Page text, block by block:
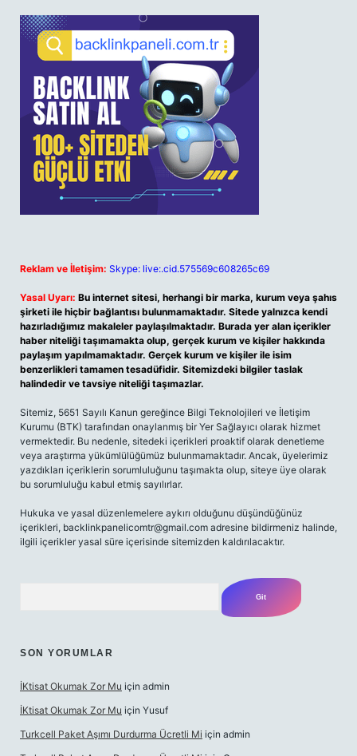
Reklam ve İletişim: Skype: live:.cid.575569c608265c69
Yasal Uyarı: Bu internet sitesi, herhangi bir marka, kurum veya şahıs
şirketi ile hiçbir bağlantısı bulunmamaktadır. Sitede yalnızca kendi
hazırladığımız makaleler paylaşılmaktadır. Burada yer alan içerikler
haber niteliği taşımamakta olup, gerçek kurum ve kişiler hakkında
paylaşım yapılmamaktadır. Gerçek kurum ve kişiler ile isim
benzerlikleri tamamen tesadüfidir. Sitemizdeki bilgiler taslak
halindedir ve tavsiye niteliği taşımazlar.
Sitemiz, 5651 Sayılı Kanun gereğince Bilgi Teknolojileri ve İletişim
Kurumu (BTK) tarafından onaylanmış bir Yer Sağlayıcı olarak hizmet
vermektedir. Bu nedenle, sitedeki içerikleri proaktif olarak denetleme
veya araştırma yükümlülüğümüz bulunmamaktadır. Ancak, üyelerimiz
yazdıkları içeriklerin sorumluluğunu taşımakta olup, siteye üye olarak
bu sorumluluğu kabul etmiş sayılırlar.
Hukuka ve yasal düzenlemelere aykırı olduğunu düşündüğünüz
içerikleri, backlinkpanelicomtr@gmail.com adresine bildirmeniz halinde,
ilgili içerikler yasal süre içerisinde sitemizden kaldırılacaktır.
SON YORUMLAR
İKtisat Okumak Zor Mu için admin
İKtisat Okumak Zor Mu için Yusuf
Turkcell Paket Aşımı Durdurma Ücretli Mi için admin